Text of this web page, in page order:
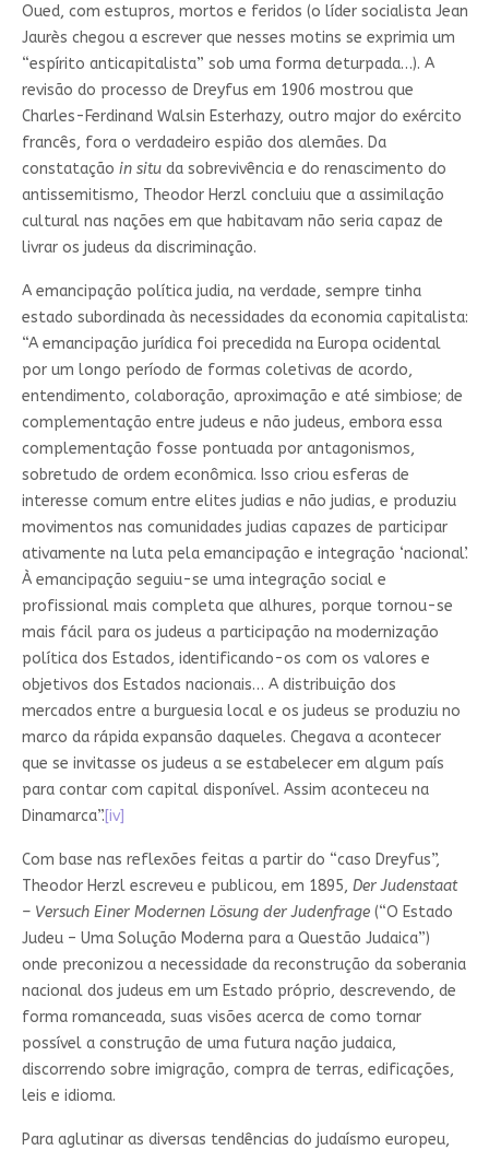
Oued, com estupros, mortos e feridos (o líder socialista Jean
Jaurès chegou a escrever que nesses motins se exprimia um
“espírito anticapitalista” sob uma forma deturpada…). A
revisão do processo de Dreyfus em 1906 mostrou que
Charles-Ferdinand Walsin Esterhazy, outro major do exército
francês, fora o verdadeiro espião dos alemães. Da
constatação in situda sobrevivência e do renascimento do
antissemitismo, Theodor Herzl concluiu que a assimilação
cultural nas nações em que habitavam não seria capaz de
livrar os judeus da discriminação.
A emancipação política judia, na verdade, sempre tinha
estado subordinada às necessidades da economia capitalista:
“A emancipação jurídica foi precedida na Europa ocidental
por um longo período de formas coletivas de acordo,
entendimento, colaboração, aproximação e até simbiose; de
complementação entre judeus e não judeus, embora essa
complementação fosse pontuada por antagonismos,
sobretudo de ordem econômica. Isso criou esferas de
interesse comum entre elites judias e não judias, e produziu
movimentos nas comunidades judias capazes de participar
ativamente na luta pela emancipação e integração ‘nacional’.
À emancipação seguiu-se uma integração social e
profissional mais completa que alhures, porque tornou-se
mais fácil para os judeus a participação na modernização
política dos Estados, identificando-os com os valores e
objetivos dos Estados nacionais… A distribuição dos
mercados entre a burguesia local e os judeus se produziu no
marco da rápida expansão daqueles. Chegava a acontecer
que se invitasse os judeus a se estabelecer em algum país
para contar com capital disponível. Assim aconteceu na
Dinamarca”.[iv]
Com base nas reflexões feitas a partir do “caso Dreyfus”,
Theodor Herzl escreveu e publicou, em 1895, Der Judenstaat
– Versuch Einer Modernen Lösung der Judenfrage(“O Estado
Judeu – Uma Solução Moderna para a Questão Judaica”)
onde preconizou a necessidade da reconstrução da soberania
nacional dos judeus em um Estado próprio, descrevendo, de
forma romanceada, suas visões acerca de como tornar
possível a construção de uma futura nação judaica,
discorrendo sobre imigração, compra de terras, edificações,
leis e idioma.
Para aglutinar as diversas tendências do judaísmo europeu,